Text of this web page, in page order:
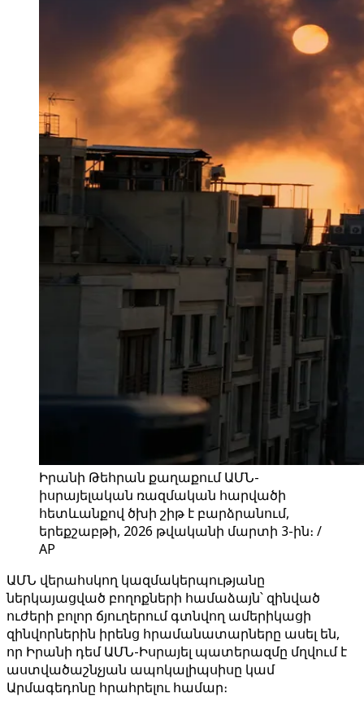
Իրանի Թեհրան քաղաքում ԱՄՆ-
իսրայելական ռազմական հարվածի
հետևանքով ծխի շիթ է բարձրանում,
երեքշաբթի, 2026 թվականի մարտի 3-ին։ /
AP
ԱՄՆ վերահսկող կազմակերպությանը
ներկայացված բողոքների համաձայն՝ զինված
ուժերի բոլոր ճյուղերում գտնվող ամերիկացի
զինվորներին իրենց հրամանատարները ասել են,
որ Իրանի դեմ ԱՄՆ-Իսրայել պատերազմը մղվում է
աստվածաշնչյան ապոկալիպսիսը կամ
Արմագեդոնը հրահրելու համար։